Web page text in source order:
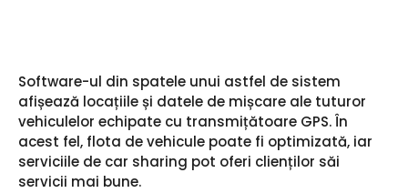
Software-ul din spatele unui astfel de sistem
afișează locațiile și datele de mișcare ale tuturor
vehiculelor echipate cu transmițătoare GPS. În
acest fel, flota de vehicule poate fi optimizată, iar
serviciile de car sharing pot oferi clienților săi
servicii mai bune.